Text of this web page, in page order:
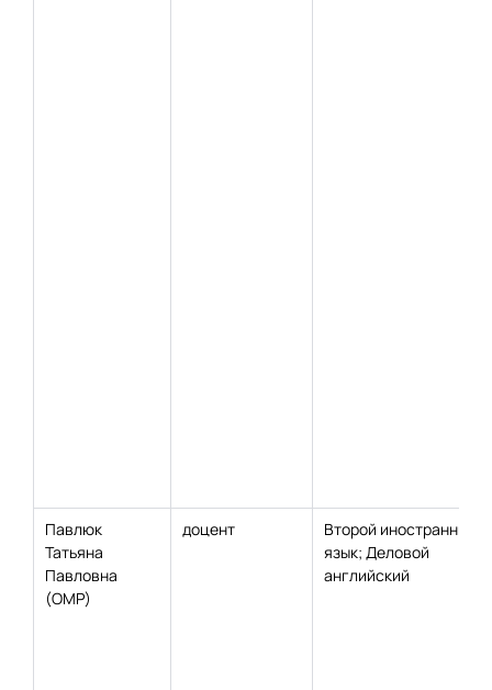
Павлюк
Татьяна
Павловна
(ОМР)
доцент
Второй иностранный
язык; Деловой
английский